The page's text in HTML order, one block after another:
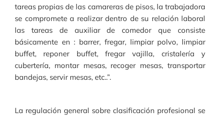
tareas propias de las camareras de pisos, la trabajadora
se compromete a realizar dentro de su relación laboral
las tareas de auxiliar de comedor que consiste
básicamente en : barrer, fregar, limpiar polvo, limpiar
buffet, reponer buffet, fregar vajilla, cristalería y
cubertería, montar mesas, recoger mesas, transportar
bandejas, servir mesas, etc..”.
La regulación general sobre clasificación profesional se